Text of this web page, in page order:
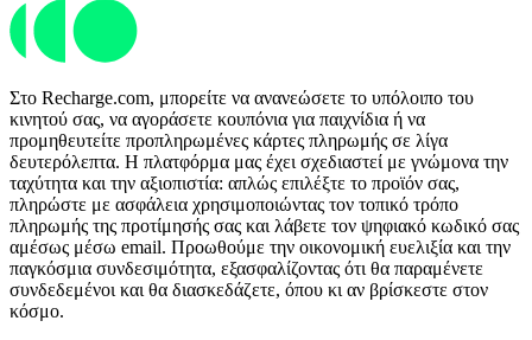
Στο Recharge.com, μπορείτε να ανανεώσετε το υπόλοιπο του
κινητού σας, να αγοράσετε κουπόνια για παιχνίδια ή να
προμηθευτείτε προπληρωμένες κάρτες πληρωμής σε λίγα
δευτερόλεπτα. Η πλατφόρμα μας έχει σχεδιαστεί με γνώμονα την
ταχύτητα και την αξιοπιστία: απλώς επιλέξτε το προϊόν σας,
πληρώστε με ασφάλεια χρησιμοποιώντας τον τοπικό τρόπο
πληρωμής της προτίμησής σας και λάβετε τον ψηφιακό κωδικό σας
αμέσως μέσω email. Προωθούμε την οικονομική ευελιξία και την
παγκόσμια συνδεσιμότητα, εξασφαλίζοντας ότι θα παραμένετε
συνδεδεμένοι και θα διασκεδάζετε, όπου κι αν βρίσκεστε στον
κόσμο.